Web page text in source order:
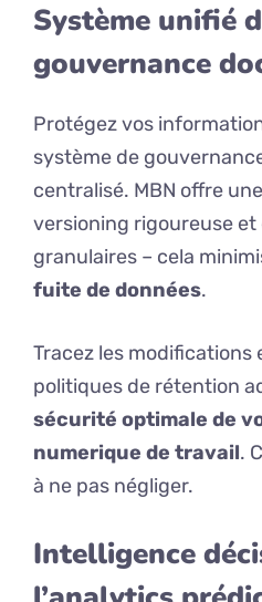
Système unifié
gouvernance
Protégez vos
système de
centralisé. MBN offre
versioning rigoureuse et
granulaires – cela
fuite de données.
Tracez les modifications
politiques de rétention
sécurité optimale de
numerique de travail.
à ne pas négliger.
Intelligence